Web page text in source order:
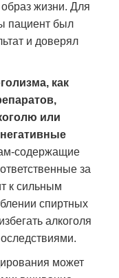
жизни. Для
пациент был
и доверял
как
или
содержащие
за
к сильным
спиртных
алкоголя
может